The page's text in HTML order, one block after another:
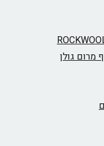
מרום גולן